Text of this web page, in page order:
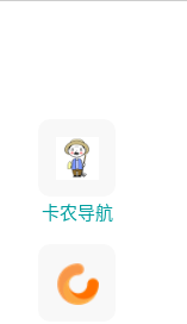
卡农导航